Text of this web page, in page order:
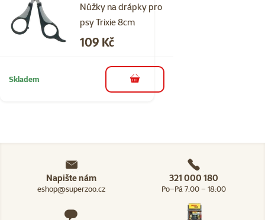
Nůžky na drápky pro
psy Trixie 8cm
Cena
109 Kč
Skladem do košíku
Napište nám
eshop@superzoo.cz
321 000 180
Po–Pá 7:00 – 18:00